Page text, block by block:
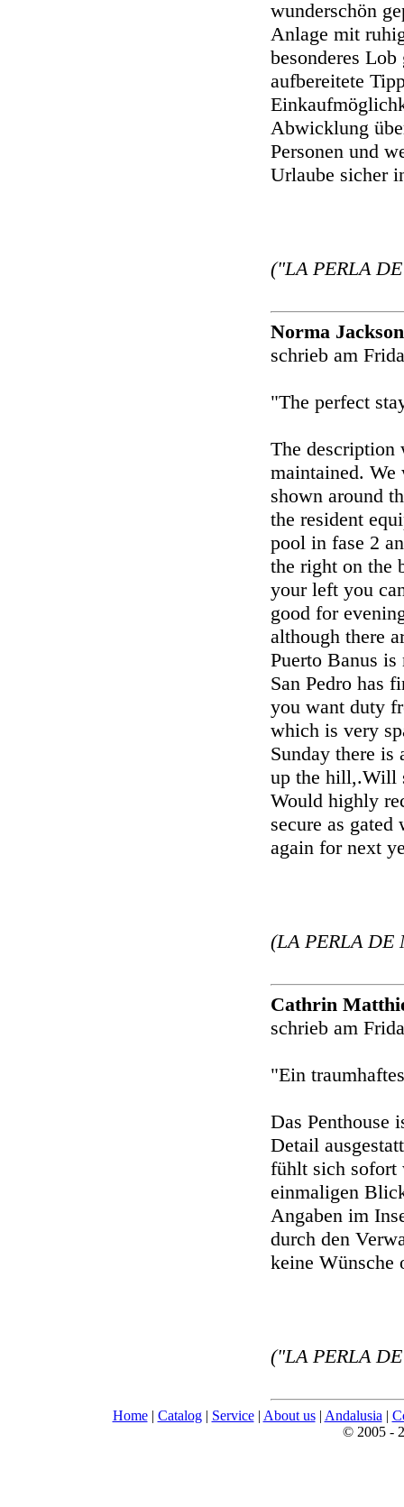
wunderschön
Anlage mit
besonderes
aufbereitete
Abwicklung
Personen und
Urlaube sicher
("LA PERLA
Norma
schrieb am
"The perfect
The description
maintained. We
shown around
the resident
pool in fase 2
the right on the
your left you
good for
although there
Puerto Banus
San Pedro has
you want duty
which is very
Sunday there
up the hill,.Will
Would highly
secure as
again for next
(LA PERLA DE
Cathrin
schrieb am
"Ein
Das Penthouse
Detail
fühlt sich sofort
einmaligen
Angaben im
durch den
keine
("LA PERLA
Home| Catalog| Service| About us| Andalusia |
© 2005 -